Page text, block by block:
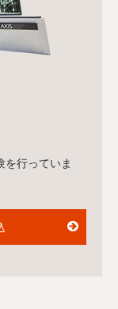
を行っていま